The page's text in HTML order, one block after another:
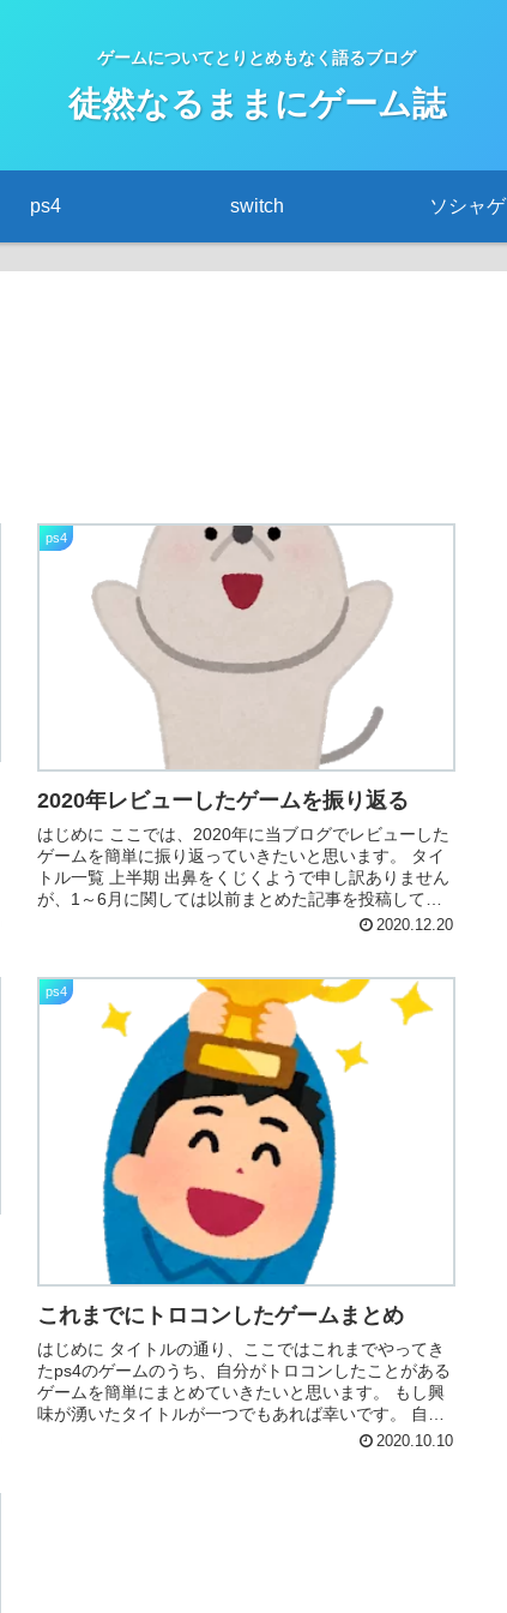
ゲームについてとりとめもなく語るブログ
徒然なるままにゲーム誌
ps4 switch ソシャゲ
ps4
2020年レビューしたゲームを振り返る
はじめに ここでは、2020年に当ブログでレビューした
ゲームを簡単に振り返っていきたいと思います。 タイ
トル一覧 上半期 出鼻をくじくようで申し訳ありません
が、1～6月に関しては以前まとめた記事を投稿してい
2020.12.20
ps4
これまでにトロコンしたゲームまとめ
はじめに タイトルの通り、ここではこれまでやってき
たps4のゲームのうち、自分がトロコンしたことがある
ゲームを簡単にまとめていきたいと思います。 もし興
味が湧いたタイトルが一つでもあれば幸いです。 自分
は普段トロコンはそこまで意識していませ... 2020.10.10